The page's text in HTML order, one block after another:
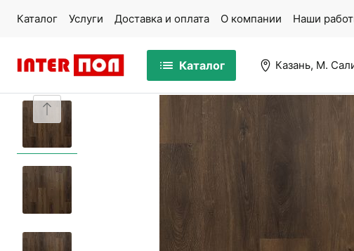
Каталог Услуги Доставка и оплата О компании Наши
Каталог Казань, М.
Массивная доска